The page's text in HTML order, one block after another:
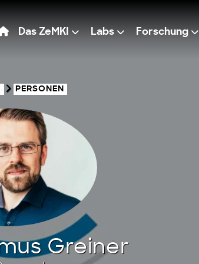
Das ZeMKI Labs Forschung
PERSONEN
Greiner